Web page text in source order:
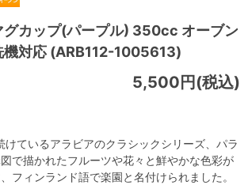
グカップ(パープル) 350cc オーブン
機対応 (ARB112-1005613)
5,500円(税込)
ているアラビアのクラシックシリーズ、パラ
で描かれたフルーツや花々と鮮やかな色彩が
フィンランド語で楽園と名付けられました。